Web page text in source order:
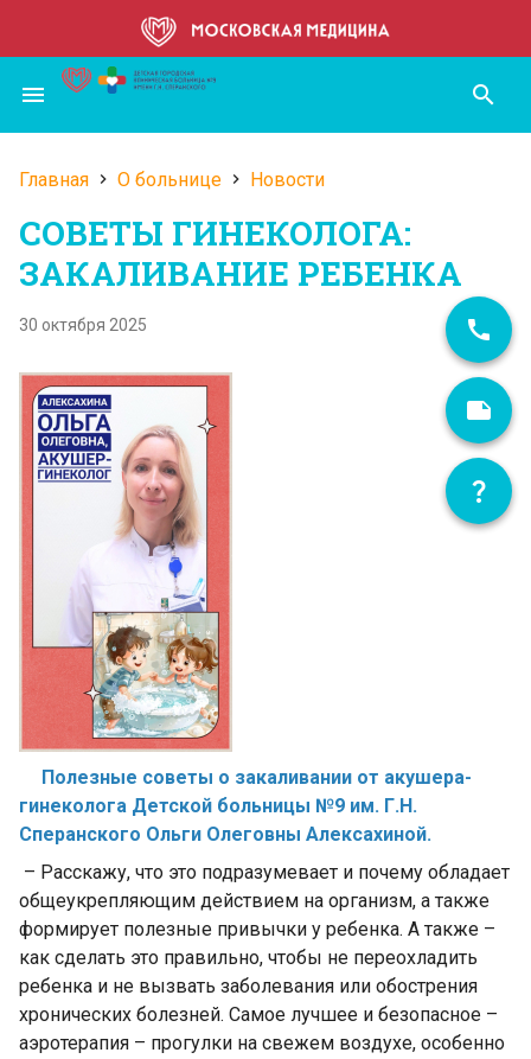
основному
содержанию
menu search
Строка
навигации
Главная О больнице Новости
СОВЕТЫ ГИНЕКОЛОГА:
ЗАКАЛИВАНИЕ РЕБЕНКА
30 октября 2025
Полезные советы о закаливании от акушера-
гинеколога Детской больницы №9 им. Г.Н.
Сперанского Ольги Олеговны Алексахиной.
– Расскажу, что это подразумевает и почему обладает
общеукрепляющим действием на организм, а также
формирует полезные привычки у ребенка. А также –
как сделать это правильно, чтобы не переохладить
ребенка и не вызвать заболевания или обострения
хронических болезней. Самое лучшее и безопасное –
аэротерапия – прогулки на свежем воздухе, особенно